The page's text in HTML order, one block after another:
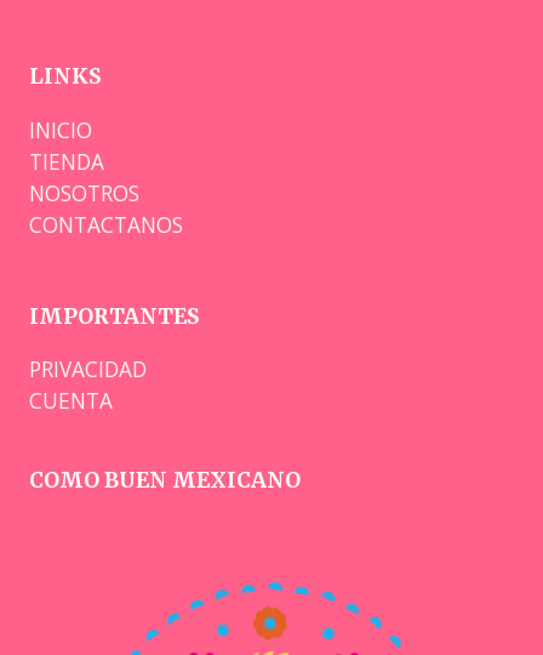
LINKS
INICIO
TIENDA
NOSOTROS
CONTACTANOS
IMPORTANTES
PRIVACIDAD
CUENTA
COMO BUEN MEXICANO